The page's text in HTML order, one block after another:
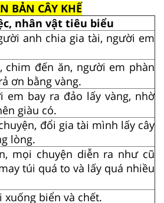
BẢN CÂY KHẾ
nhân vật tiêu biểu
anh chia gia tài, người em
chim đến ăn, người em phàn
ơn bằng vàng.
em bay ra đảo lấy vàng, nhờ
giàu có.
đổi gia tài mình lấy cây
lòng.
mọi chuyện diễn ra như cũ
túi quá to và lấy quá nhiều
biển và chết.